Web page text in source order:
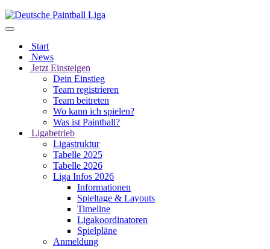
Start
News
Jetzt Einsteigen
Dein Einstieg
Team registrieren
Team beitreten
Wo kann ich spielen?
Was ist Paintball?
Ligabetrieb
Ligastruktur
Tabelle 2025
Tabelle 2026
Liga Infos 2026
Informationen
Spieltage & Layouts
Timeline
Ligakoordinatoren
Spielpläne
Anmeldung